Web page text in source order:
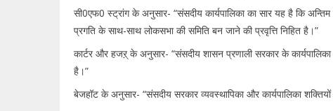
सी0एफ0 स्ट्रांग के अनुसार- “संसदीय कार्यपालिका का सार यह है कि
प्रगति के साथ-साथ लोकसभा की समिति बन जाने की प्रवृत्ति निहित है।”
कार्टर और हजऱ् के अनुसार- “संसदीय शासन प्रणाली सरकार के
है।”
बेजहॉट के अनुसार- “संसदीय सरकार व्यवस्थापिका और कार्यपालिका